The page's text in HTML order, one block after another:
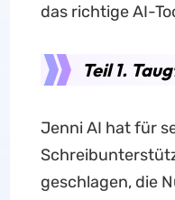
das richtige AI-
Teil 1.
Jenni AI hat für
geschlagen, die